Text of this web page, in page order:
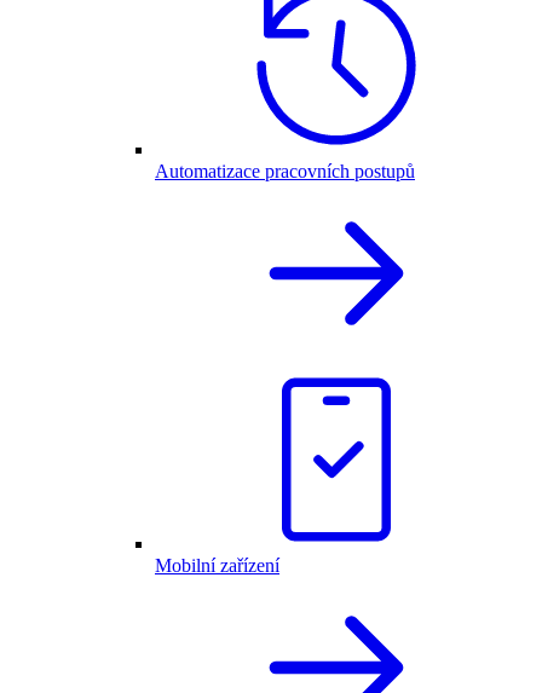
Automatizace pracovních postupů
Mobilní zařízení